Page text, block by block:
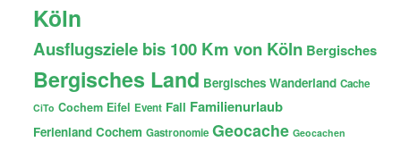
Köln
Ausflugsziele bis 100 Km von Köln Bergisches
Bergisches Land Bergisches Wanderland Cache
CiTo Cochem Eifel Event Fail Familienurlaub
Ferienland Cochem Gastronomie Geocache Geocachen